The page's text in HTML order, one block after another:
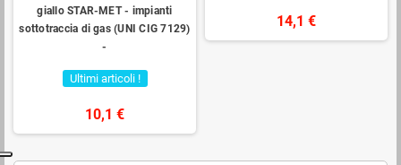
giallo STAR-MET - impianti
sottotraccia di gas (UNI CIG 7129)
-
Ultimi articoli !
10,1 €
14,1 €